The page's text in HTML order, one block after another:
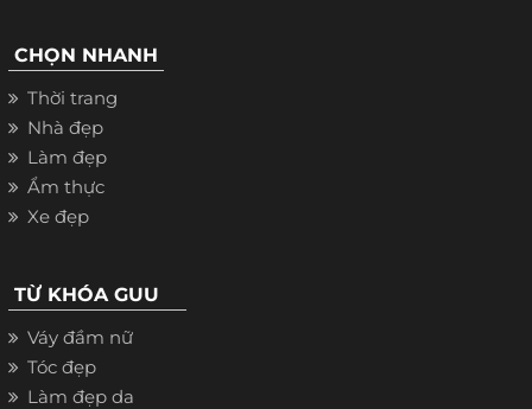
CHỌN NHANH
Thời trang
Nhà đẹp
Làm đẹp
Ẩm thực
Xe đẹp
TỪ KHÓA GUU
Váy đầm nữ
Tóc đẹp
Làm đẹp da